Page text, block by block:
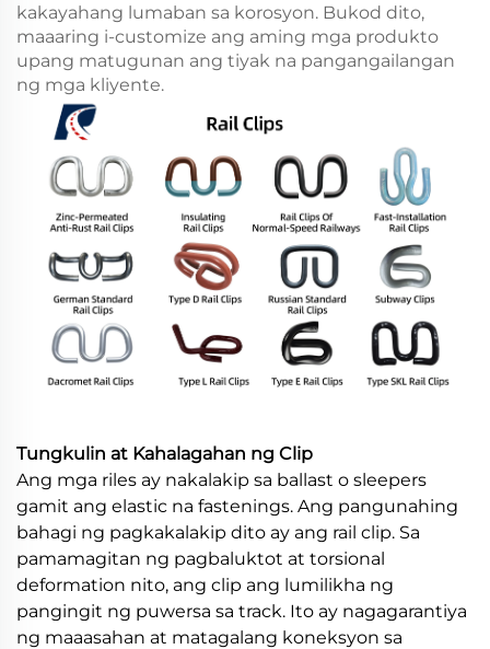
kakayahang lumaban sa korosyon. Bukod dito,
maaaring i-customize ang aming mga produkto
upang matugunan ang tiyak na pangangailangan
ng mga kliyente.
Tungkulin at Kahalagahan ng Clip
Ang mga riles ay nakalakip sa ballast o sleepers
gamit ang elastic na fastenings. Ang pangunahing
bahagi ng pagkakalakip dito ay ang rail clip. Sa
pamamagitan ng pagbaluktot at torsional
deformation nito, ang clip ang lumilikha ng
pangingit ng puwersa sa track. Ito ay nagagarantiya
ng maaasahan at matagalang koneksyon sa